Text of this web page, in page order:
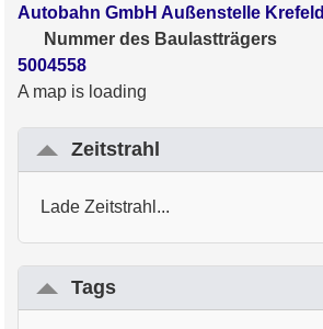
Autobahn GmbH Außenstelle Krefeld
Nummer des Baulastträgers
5004558
A map is loading
Zeitstrahl
Lade Zeitstrahl...
Tags